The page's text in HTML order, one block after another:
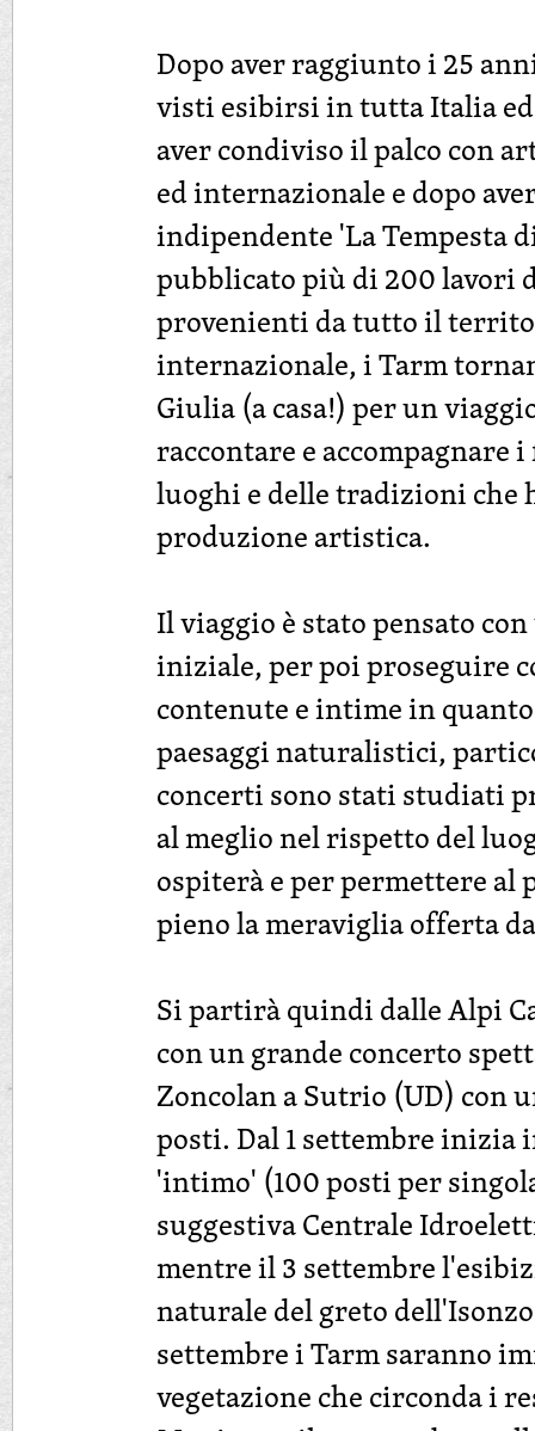
Dopo aver raggiunto i 25
visti esibirsi in tutta Italia ed
aver condiviso il palco con
ed internazionale e dopo
indipendente 'La Tempesta
pubblicato più di 200 lavori
provenienti da tutto il
internazionale, i Tarm
Giulia (a casa!) per un
raccontare e accompagnare
luoghi e delle tradizioni che
produzione artistica.
Il viaggio è stato pensato
iniziale, per poi proseguire
contenute e intime in
paesaggi naturalistici,
concerti sono stati studiati
al meglio nel rispetto del
ospiterà e per permettere al
pieno la meraviglia offerta
Si partirà quindi dalle Alpi
con un grande concerto
Zoncolan a Sutrio (UD) con
posti. Dal 1 settembre inizia
'intimo' (100 posti per
suggestiva Centrale
mentre il 3 settembre
naturale del greto
settembre i Tarm saranno
vegetazione che circonda i